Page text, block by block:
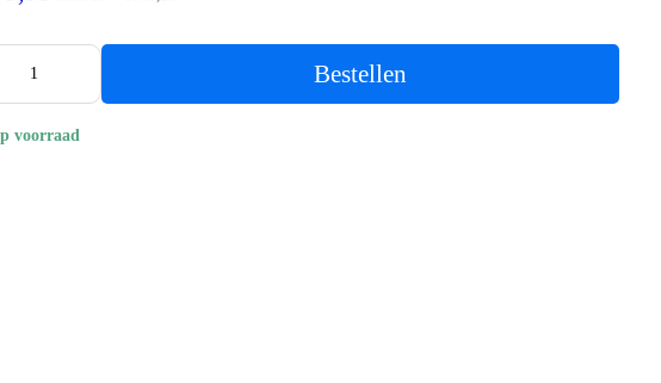
Bestellen
voorraad